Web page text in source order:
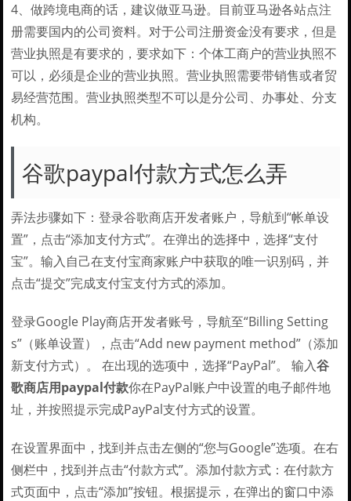
4、做跨境电商的话，建议做亚马逊。目前亚马逊各站点注
册需要国内的公司资料。对于公司注册资金没有要求，但是
营业执照是有要求的，要求如下：个体工商户的营业执照不
可以，必须是企业的营业执照。营业执照需要带销售或者贸
易经营范围。营业执照类型不可以是分公司、办事处、分支
机构。
谷歌paypal付款方式怎么弄
弄法步骤如下：登录谷歌商店开发者账户，导航到“帐单设
置”，点击“添加支付方式”。在弹出的选择中，选择“支付
宝”。输入自己在支付宝商家账户中获取的唯一识别码，并
点击“提交”完成支付宝支付方式的添加。
登录Google Play商店开发者账号，导航至“Billing Setting
s”（账单设置），点击“Add new payment method”（添加
新支付方式）。 在出现的选项中，选择“PayPal”。 输入谷
歌商店用paypal付款你在PayPal账户中设置的电子邮件地
址，并按照提示完成PayPal支付方式的设置。
在设置界面中，找到并点击左侧的“您与Google”选项。在右
侧栏中，找到并点击“付款方式”。添加付款方式：在付款方
式页面中，点击“添加”按钮。根据提示，在弹出的窗口中添